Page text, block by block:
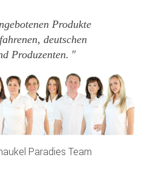
Produkte
deutschen
Produzenten.
Paradies Team